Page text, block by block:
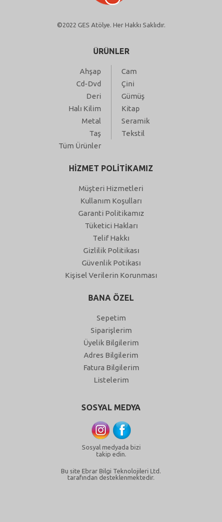
©2022 GES Atölye. Her Hakkı Saklıdır.
ÜRÜNLER
Ahşap
Cam
Cd-Dvd
Çini
Deri
Gümüş
Halı Kilim
Kitap
Metal
Seramik
Taş
Tekstil
Tüm Ürünler
HİZMET POLİTİKAMIZ
Müşteri Hizmetleri
Kullanım Koşulları
Garanti Politikamız
Tüketici Hakları
Telif Hakkı
Gizlilik Politikası
Güvenlik Potikası
Kişisel Verilerin Korunması
BANA ÖZEL
Sepetim
Siparişlerim
Üyelik Bilgilerim
Adres Bilgilerim
Fatura Bilgilerim
Listelerim
SOSYAL MEDYA
Sosyal medyada bizi
takip edin.
Bu site Ebrar Bilgi Teknolojileri Ltd.
tarafından desteklenmektedir.